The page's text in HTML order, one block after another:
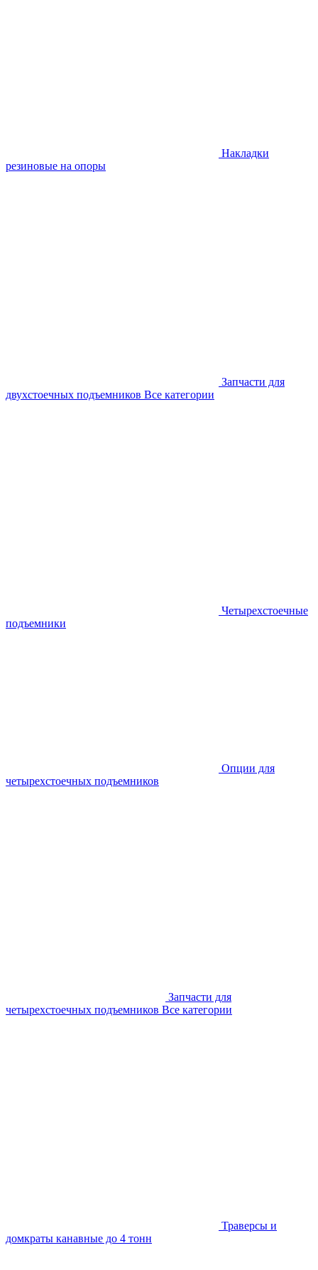
Накладки
резиновые на опоры
Запчасти для
двухстоечных подъемников Все категории
Четырехстоечные
подъемники
Опции для
четырехстоечных подъемников
Запчасти для
четырехстоечных подъемников Все категории
Траверсы и
домкраты канавные до 4 тонн